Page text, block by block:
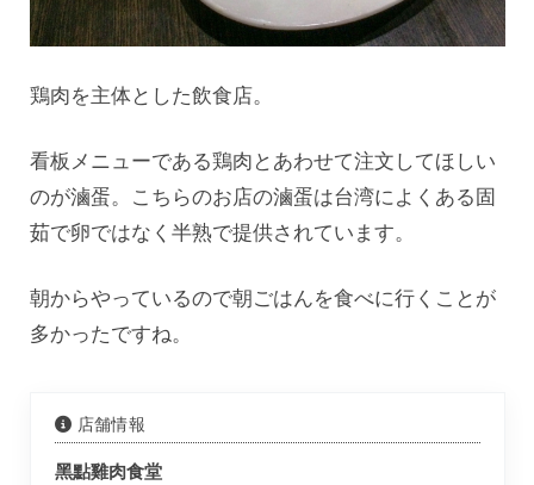
鶏肉を主体とした飲食店。
看板メニューである鶏肉とあわせて注文してほしい
のが滷蛋。こちらのお店の滷蛋は台湾によくある固
茹で卵ではなく半熟で提供されています。
朝からやっているので朝ごはんを食べに行くことが
多かったですね。
店舗情報
黑點雞肉食堂